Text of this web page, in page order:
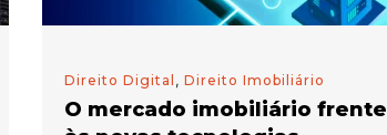
Direito Digital , Direito Imobiliário
O mercado imobiliário frente